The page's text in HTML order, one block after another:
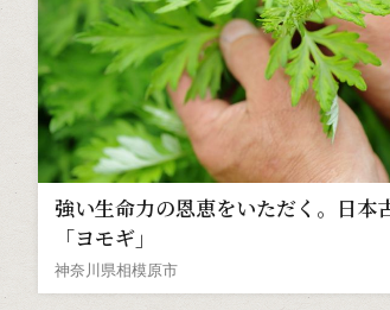
強い生命力の恩恵をいただく。日本
「ヨモギ」
神奈川県相模原市